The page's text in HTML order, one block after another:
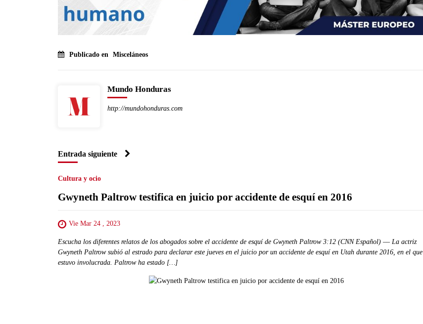
Publicado en Misceláneos
Mundo Honduras
http://mundohonduras.com
Entrada siguiente
Cultura y ocio
Gwyneth Paltrow testifica en juicio por accidente de esquí en 2016
Vie Mar 24 , 2023
Escucha los diferentes relatos de los abogados sobre el accidente de esquí de Gwyneth Paltrow 3:12 (CNN Español) –– La actriz
Gwyneth Paltrow subió al estrado para declarar este jueves en el juicio por un accidente de esquí en Utah durante 2016, en el que
estuvo involucrada. Paltrow ha estado […]